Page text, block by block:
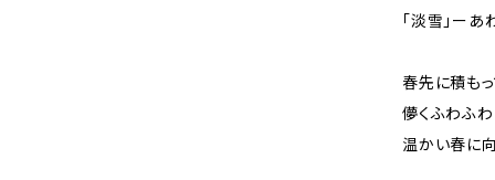
「淡雪」ー
春先に積も
儚くふわふ
温かい春に